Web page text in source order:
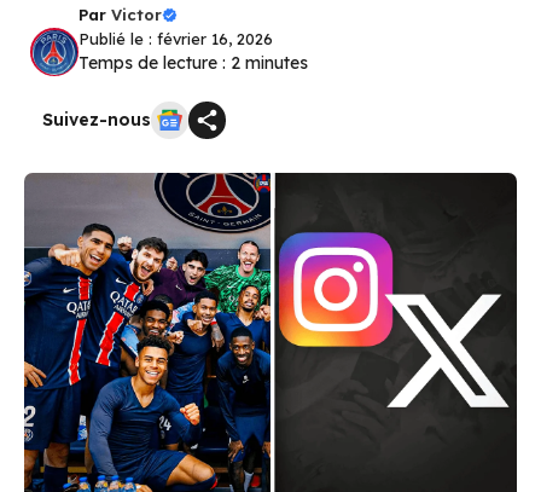
Par Victor
Publié le : février 16, 2026
Temps de lecture : 2 minutes
Suivez-nous